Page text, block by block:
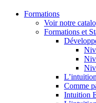
Formations
Voir notre
Formations et
Comme
Intuition